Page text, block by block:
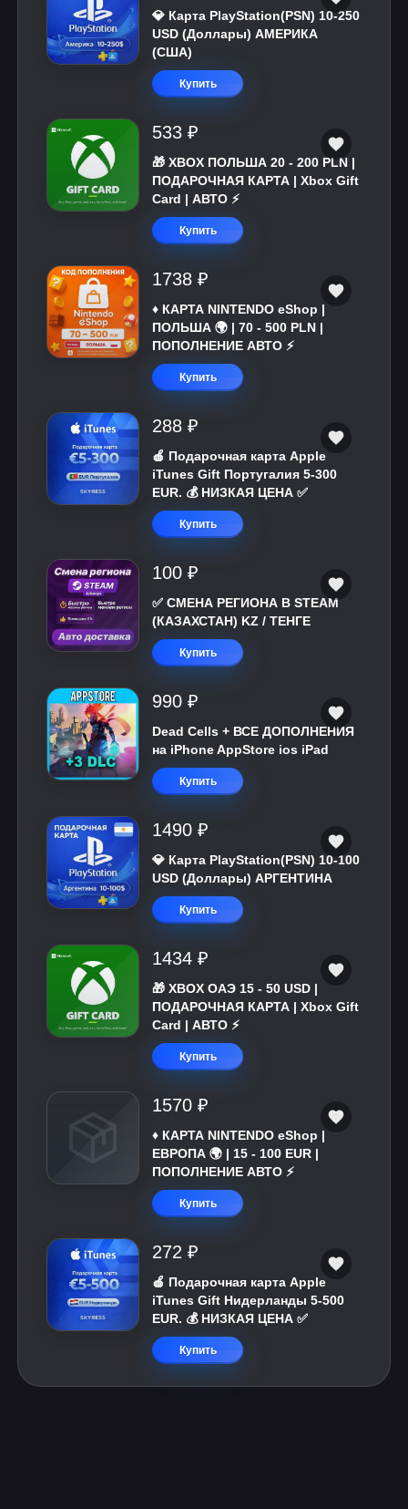
💎 Карта PlayStation(PSN) 10-250
USD (Доллары) АМЕРИКА
(США)
Купить
533 ₽
🎁 XBOX ПОЛЬША 20 - 200 PLN |
ПОДАРОЧНАЯ КАРТА | Xbox Gift
Card | АВТО ⚡
Купить
1738 ₽
♦️ КАРТА NINTENDO eShop |
ПОЛЬША 🌍 | 70 - 500 PLN |
ПОПОЛНЕНИЕ АВТО ⚡
Купить
288 ₽
🍎 Подарочная карта Apple
iTunes Gift Португалия 5-300
EUR. 💰 НИЗКАЯ ЦЕНА ✅
Купить
100 ₽
✅ СМЕНА РЕГИОНА В STEAM
(КАЗАХСТАН) KZ / ТЕНГЕ
Купить
990 ₽
Dead Cells + ВСЕ ДОПОЛНЕНИЯ
на iPhone AppStore ios iPad
Купить
1490 ₽
💎 Карта PlayStation(PSN) 10-100
USD (Доллары) АРГЕНТИНА
Купить
1434 ₽
🎁 XBOX ОАЭ 15 - 50 USD |
ПОДАРОЧНАЯ КАРТА | Xbox Gift
Card | АВТО ⚡
Купить
1570 ₽
♦️ КАРТА NINTENDO eShop |
ЕВРОПА 🌍 | 15 - 100 EUR |
ПОПОЛНЕНИЕ АВТО ⚡
Купить
272 ₽
🍎 Подарочная карта Apple
iTunes Gift Нидерланды 5-500
EUR. 💰 НИЗКАЯ ЦЕНА ✅
Купить